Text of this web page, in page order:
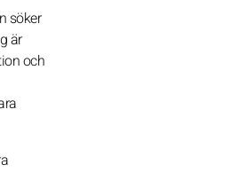
söker
är
och